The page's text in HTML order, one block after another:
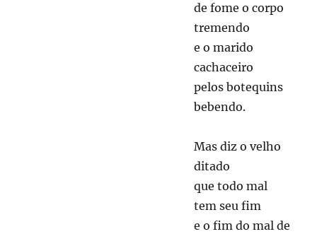
de fome o corpo
tremendo
e o marido
cachaceiro
pelos botequins
bebendo.
Mas diz o velho
ditado
que todo mal
tem seu fim
e o fim do mal de